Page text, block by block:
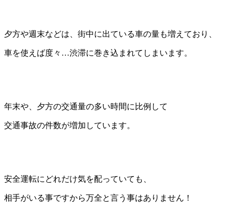
夕方や週末などは、街中に出ている車の量も増えており、
車を使えば度々…渋滞に巻き込まれてしまいます。
年末や、夕方の交通量の多い時間に比例して
交通事故の件数が増加しています。
安全運転にどれだけ気を配っていても、
相手がいる事ですから万全と言う事はありません！